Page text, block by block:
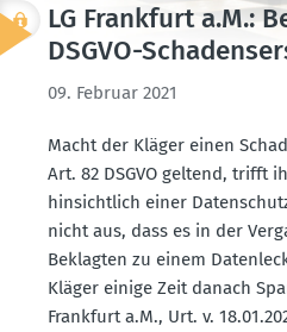
LG Frankfurt a.M.:
DSGVO-
09. Februar 2021
Macht der Kläger einen
Art. 82 DSGVO geltend, trifft
hinsichtlich einer
nicht aus, dass es in der
Beklagten zu einem
Kläger einige Zeit danach
Frankfurt a.M., Urt. v.